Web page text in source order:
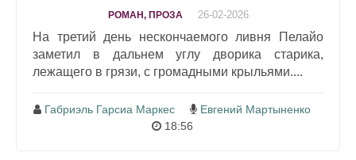
РОМАН, ПРОЗА 26-02-2026
На третий день нескончаемого ливня Пелайо
заметил в дальнем углу дворика старика,
лежащего в грязи, с громадными крыльями....
Габриэль Гарсиа Маркес
Евгений Мартыненко
18:56